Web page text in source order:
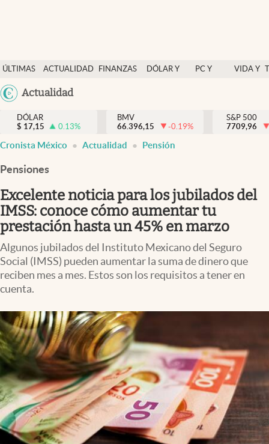
ÚLTIMAS
NOTICIAS
ACTUALIDAD
FINANZAS
DÓLAR Y
PC Y
VIDA Y
México
Actualidad
Actualidad
Finanzas y economía
Dólar y mercados
Pc y celular
Vida y estilo
Tv
Clima
Mediakit
abre en nueva pestaña
México
DÓLAR
$ 17,15 0.13%
BMV
66.396,15
-0.19%
S&P 500
7709,96
Cronista México Actualidad Pensión
Pensiones
Excelente noticia para los jubilados del
IMSS: conoce cómo aumentar tu
prestación hasta un 45% en marzo
Algunos jubilados del Instituto Mexicano del Seguro
Social (IMSS) pueden aumentar la suma de dinero que
reciben mes a mes. Estos son los requisitos a tener en
cuenta.